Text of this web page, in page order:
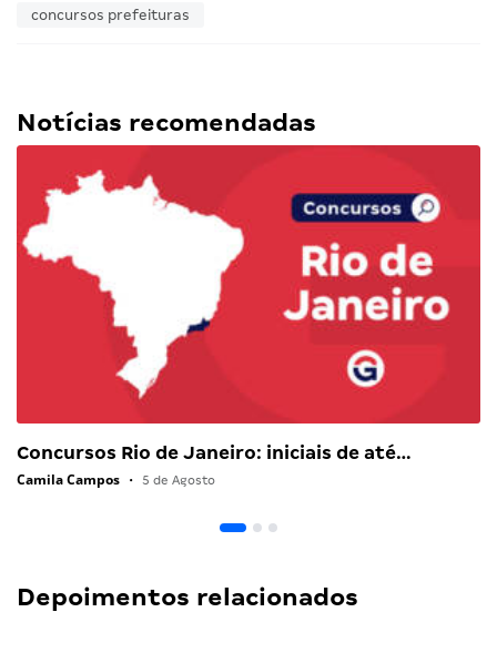
concursos prefeituras
Notícias recomendadas
Concursos Rio de Janeiro: iniciais de até…
Camila Campos • 5 de Agosto
Depoimentos relacionados